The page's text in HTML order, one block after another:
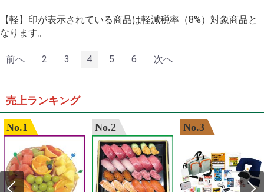
【軽】印が表示されている商品は軽減税率（8%）対象商品と
なります。
前へ 2 3 4 5 6 次へ
売上ランキング
No.1 No.2 No.3